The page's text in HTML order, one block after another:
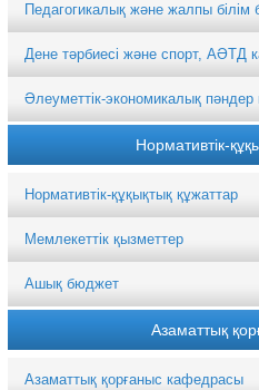
Педагогикалық және жалпы
Дене тәрбиесі және спорт, АӘТД
Әлеуметтік-экономикалық
Нормативтік-
Нормативтік-құқықтық құжаттар
Мемлекеттік қызметтер
Ашық бюджет
Азаматтық
Азаматтық қорғаныс кафедрасы